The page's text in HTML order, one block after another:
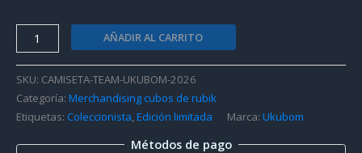
Camiseta
Oficial
Team
Ukubom
2026
cantidad
AÑADIR AL CARRITO
SKU: CAMISETA-TEAM-UKUBOM-2026
Categoría: Merchandising cubos de rubik
Etiquetas: Coleccionista,Edición limitada Marca: Ukubom
Métodos de pago